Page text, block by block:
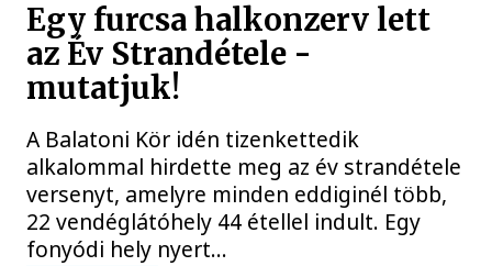
Egy furcsa halkonzerv lett
az Év Strandétele -
mutatjuk!
A Balatoni Kör idén tizenkettedik
alkalommal hirdette meg az év strandétele
versenyt, amelyre minden eddiginél több,
22 vendéglátóhely 44 étellel indult. Egy
fonyódi hely nyert...